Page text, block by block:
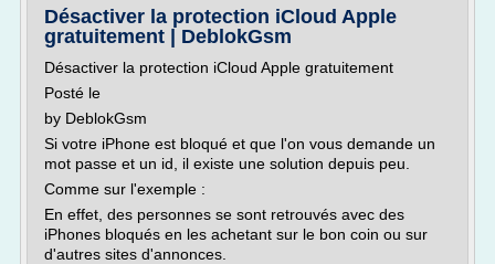
Désactiver la protection iCloud Apple
gratuitement | DeblokGsm
Désactiver la protection iCloud Apple gratuitement
Posté le
by DeblokGsm
Si votre iPhone est bloqué et que l'on vous demande un
mot passe et un id, il existe une solution depuis peu.
Comme sur l'exemple :
En effet, des personnes se sont retrouvés avec des
iPhones bloqués en les achetant sur le bon coin ou sur
d'autres sites d'annonces.